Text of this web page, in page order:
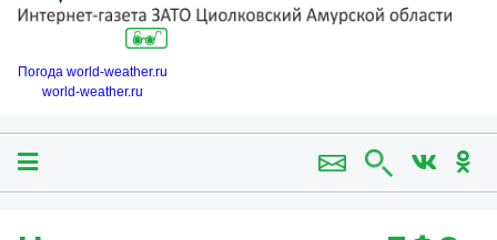
Погода world-weather.ru
world-weather.ru